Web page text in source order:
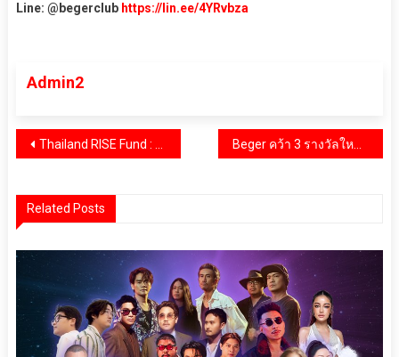
Line: @begerclub https://lin.ee/4YRvbza
Admin2
แนะแนว
Thailand RISE Fund : รีแบรนด์กองทุนวิจัยไทย ปลดล็อกงานวิชาการสู่ “เศรษฐกิจนวัตกรรม” Beger คว้า 3 รางวัลใหญ่จาก Future Trends Awards ต่อเนื่องเป็นปีที่ 2 ตอกย้ำแบรนด์อันดับ 1 ด้านเทคโนโลยีสีที่สร้าง Impact ต่อผู้ใช้งานและสังคมอย่างยั่งยืน
Related Posts